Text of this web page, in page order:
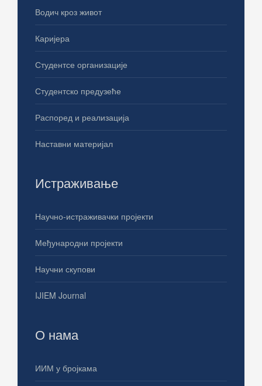
Водич кроз живот
Каријера
Студентсе организације
Студентско предузеће
Распоред и реализација
Наставни материјал
Истраживање
Научно-истраживачки пројекти
Међународни пројекти
Научни скупови
IJIEM Journal
О нама
ИИМ у бројкама